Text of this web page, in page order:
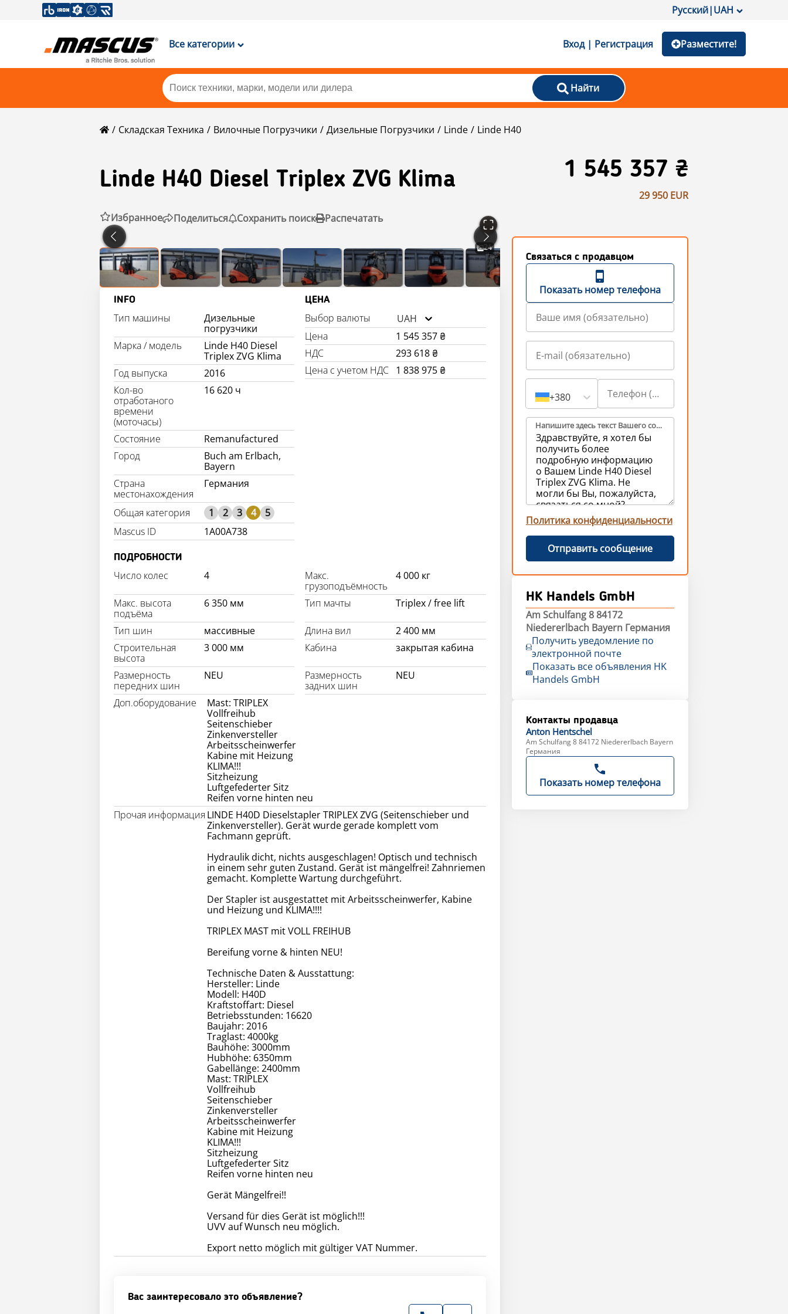
Русский|UAH
Все категории Вход | Регистрация Разместите!
Найти
Складская Техника Вилочные Погрузчики Дизельные Погрузчики Linde Linde H40
Linde H40 Diesel Triplex ZVG Klima 1 545 357 ₴
29 950 EUR
Избранное
Поделиться Сохранить поиск Распечатать
24
INFO
Тип машины
Дизельные
погрузчики
Марка / модель
Linde H40 Diesel
Triplex ZVG Klima
Год выпуска
2016
Кол-во
отработаного
времени
(моточасы)
16 620 ч
Состояние
Remanufactured
Город
Buch am Erlbach,
Bayern
Страна
местонахождения
Германия
1 2 3 4
5
Mascus ID
1A00A738
ЦЕНА
Выбор валюты
UAH
Цена
1 545 357 ₴
НДС
293 618 ₴
Цена с учетом НДС 1 838 975 ₴
ПОДРОБНОСТИ
Число колес 4
Макс.
грузоподъёмность
4 000 кг
Макс. высота
подъёма
6 350 мм Тип мачты Triplex / free lift
Тип шин массивные Длина вил
2 400 мм
Строительная
высота
3 000 мм Кабина закрытая кабина
Размерность
передних шин
NEU
Размерность
задних шин
NEU
Доп.оборудование
Mast: TRIPLEX
Vollfreihub
Seitenschieber
Zinkenversteller
Arbeitsscheinwerfer
Kabine mit Heizung
KLIMA!!!
Sitzheizung
Luftgefederter Sitz
Reifen vorne hinten neu
Прочая информация LINDE H40D Dieselstapler TRIPLEX ZVG (Seitenschieber und
Zinkenversteller). Gerät wurde gerade komplett vom
Fachmann geprüft.
Hydraulik dicht, nichts ausgeschlagen! Optisch und technisch
in einem sehr guten Zustand. Gerät ist mängelfrei! Zahnriemen
gemacht. Komplette Wartung durchgeführt.
Der Stapler ist ausgestattet mit Arbeitsscheinwerfer, Kabine
und Heizung und KLIMA!!!!
TRIPLEX MAST mit VOLL FREIHUB
Bereifung vorne & hinten NEU!
Technische Daten & Ausstattung:
Hersteller: Linde
Modell: H40D
Kraftstoffart: Diesel
Betriebsstunden: 16620
Baujahr: 2016
Traglast: 4000kg
Bauhöhe: 3000mm
Hubhöhe: 6350mm
Gabellänge: 2400mm
Mast: TRIPLEX
Vollfreihub
Seitenschieber
Zinkenversteller
Arbeitsscheinwerfer
Kabine mit Heizung
KLIMA!!!
Sitzheizung
Luftgefederter Sitz
Reifen vorne hinten neu
Gerät Mängelfrei!!
Versand für dies Gerät ist möglich!!!
UVV auf Wunsch neu möglich.
Export netto möglich mit gültiger VAT Nummer.
Вас заинтересовало это объявление?
Связаться с продавцом
Показать номер телефона
+380
Напишите здесь текст Вашего сообщения продавцам (обязательно)
Политика конфиденциальности
Отправить сообщение
HK Handels GmbH
Am Schulfang 8 84172
Niedererlbach Bayern Германия
Получить уведомление по
электронной почте
Показать все объявления HK
Handels GmbH
Контакты продавца
Anton Hentschel
Am Schulfang 8 84172 Niedererlbach Bayern
Германия
Показать номер телефона